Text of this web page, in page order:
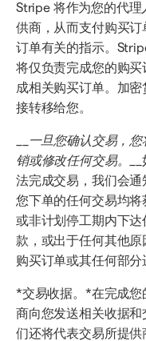
Stripe 将作为您的代理
供商，从而支付购买
订单有关的指示。
将仅负责完成您的购
成相关购买订单。加
接转移给您。
一旦您确认交易，
销或修改任何交易。
法完成交易，我们会
您下单的任何交易均
或非计划停工期内下
款，或出于任何其他
购买订单或其任何部分
*交易收据。*在完成您
商向您发送相关收据和
们还将代表交易所提